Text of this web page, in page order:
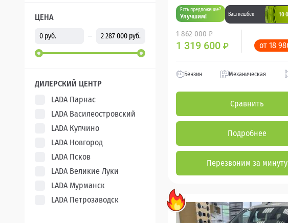
ЦЕНА
ДИЛЕРСКИЙ ЦЕНТР
LADA Парнас
LADA Василеостровский
LADA Купчино
LADA Новгород
LADA Псков
LADA Великие Луки
LADA Мурманск
LADA Петрозаводск
Есть предложение?
Улучшим! Ваш кешбек 10
1 862 000 ₽
1 319 600 ₽ от 18
Бензин Механическая
Сравнить
Подробнее
Перезвоним за минуту